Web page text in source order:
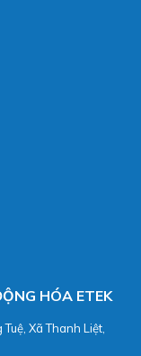
HÓA ETEK
Xã Thanh Liệt,